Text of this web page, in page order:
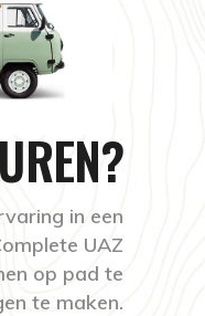
in een
UAZ
op pad te
te maken.